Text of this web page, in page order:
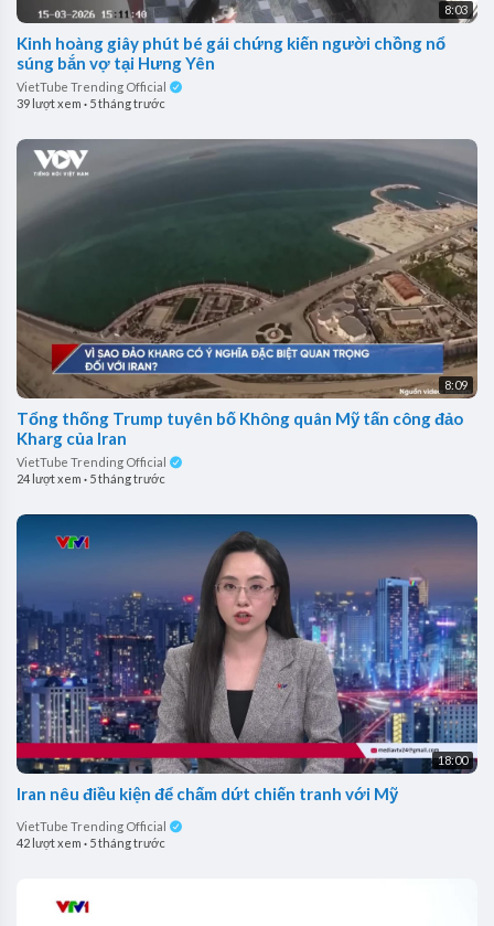
8:03
Kinh hoàng giây phút bé gái chứng kiến người chồng nổ
súng bắn vợ tại Hưng Yên
VietTube Trending Official
39 lượt xem · 5 tháng trước
8:09
Tổng thống Trump tuyên bố Không quân Mỹ tấn công đảo
Kharg của Iran
VietTube Trending Official
24 lượt xem · 5 tháng trước
18:00
Iran nêu điều kiện để chấm dứt chiến tranh với Mỹ
VietTube Trending Official
42 lượt xem · 5 tháng trước